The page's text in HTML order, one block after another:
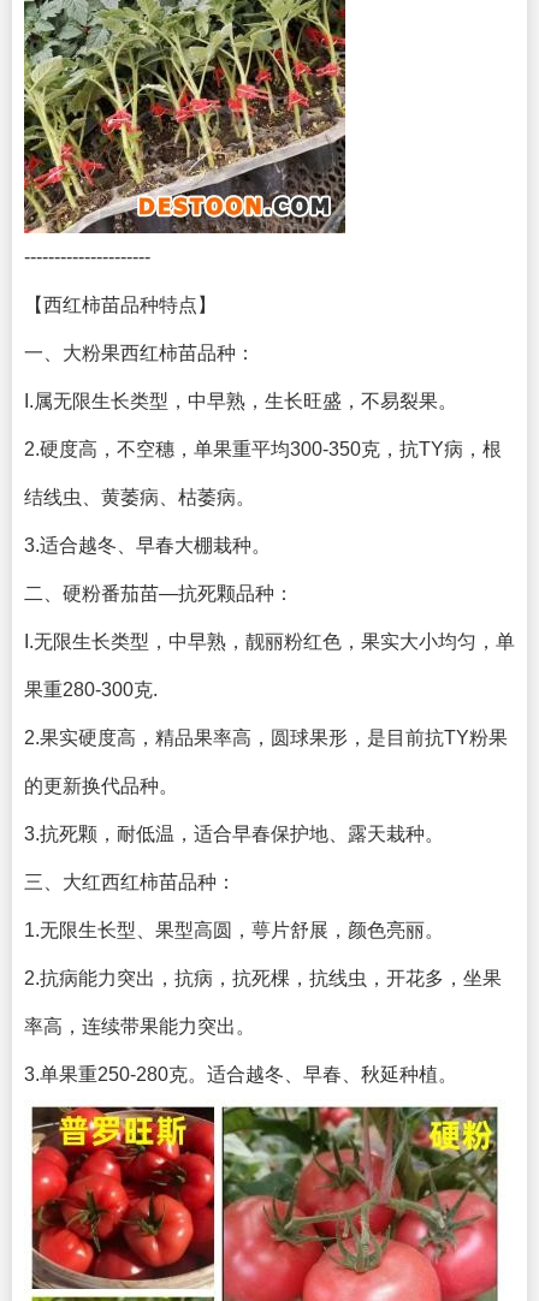
---------------------
【西红柿苗品种特点】
一、大粉果西红柿苗品种：
I.属无限生长类型，中早熟，生长旺盛，不易裂果。
2.硬度高，不空穗，单果重平均300-350克，抗TY病，根
结线虫、黄萎病、枯萎病。
3.适合越冬、早春大棚栽种。
二、硬粉番茄苗—抗死颗品种：
I.无限生长类型，中早熟，靓丽粉红色，果实大小均匀，单
果重280-300克.
2.果实硬度高，精品果率高，圆球果形，是目前抗TY粉果
的更新换代品种。
3.抗死颗，耐低温，适合早春保护地、露天栽种。
三、大红西红柿苗品种：
1.无限生长型、果型高圆，萼片舒展，颜色亮丽。
2.抗病能力突出，抗病，抗死棵，抗线虫，开花多，坐果
率高，连续带果能力突出。
3.单果重250-280克。适合越冬、早春、秋延种植。